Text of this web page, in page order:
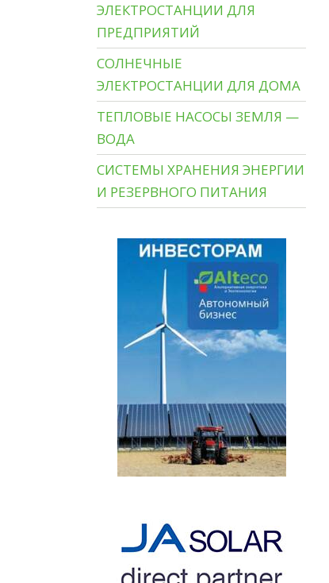
ЭЛЕКТРОСТАНЦИИ ДЛЯ
ПРЕДПРИЯТИЙ
СОЛНЕЧНЫЕ
ЭЛЕКТРОСТАНЦИИ ДЛЯ ДОМА
ТЕПЛОВЫЕ НАСОСЫ ЗЕМЛЯ —
ВОДА
СИСТЕМЫ ХРАНЕНИЯ ЭНЕРГИИ
И РЕЗЕРВНОГО ПИТАНИЯ